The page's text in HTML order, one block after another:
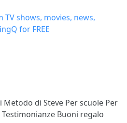
Metodo di Steve Per scuole Per
Testimonianze Buoni regalo